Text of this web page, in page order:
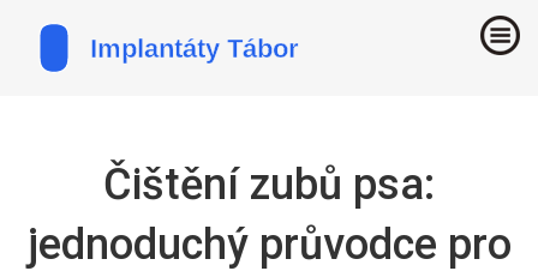
Čištění zubů psa:
jednoduchý průvodce pro